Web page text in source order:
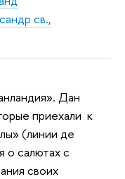
св.,
Дан
приехали к
(линии де
о салютах с
своих